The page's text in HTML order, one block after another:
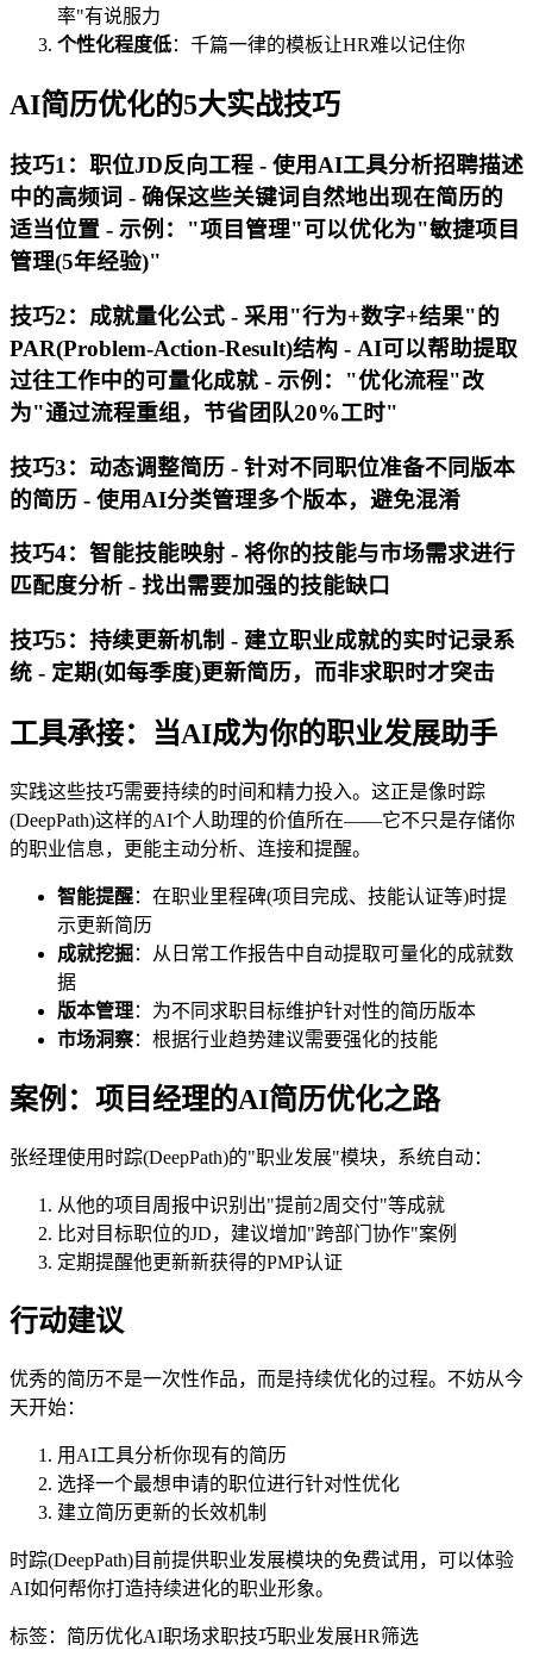
率"有说服力
个性化程度低：千篇一律的模板让HR难以记住你
AI简历优化的5大实战技巧
技巧1：职位JD反向工程 - 使用AI工具分析招聘描述
中的高频词 - 确保这些关键词自然地出现在简历的
适当位置 - 示例："项目管理"可以优化为"敏捷项目
管理(5年经验)"
技巧2：成就量化公式 - 采用"行为+数字+结果"的
PAR(Problem-Action-Result)结构 - AI可以帮助提取
过往工作中的可量化成就 - 示例："优化流程"改
为"通过流程重组，节省团队20%工时"
技巧3：动态调整简历 - 针对不同职位准备不同版本
的简历 - 使用AI分类管理多个版本，避免混淆
技巧4：智能技能映射 - 将你的技能与市场需求进行
匹配度分析 - 找出需要加强的技能缺口
技巧5：持续更新机制 - 建立职业成就的实时记录系
统 - 定期(如每季度)更新简历，而非求职时才突击
工具承接：当AI成为你的职业发展助手
实践这些技巧需要持续的时间和精力投入。这正是像时踪
(DeepPath)这样的AI个人助理的价值所在——它不只是存储你
的职业信息，更能主动分析、连接和提醒。
智能提醒：在职业里程碑(项目完成、技能认证等)时提
示更新简历
成就挖掘：从日常工作报告中自动提取可量化的成就数
据
版本管理：为不同求职目标维护针对性的简历版本
市场洞察：根据行业趋势建议需要强化的技能
案例：项目经理的AI简历优化之路
张经理使用时踪(DeepPath)的"职业发展"模块，系统自动：
从他的项目周报中识别出"提前2周交付"等成就
比对目标职位的JD，建议增加"跨部门协作"案例
定期提醒他更新新获得的PMP认证
行动建议
优秀的简历不是一次性作品，而是持续优化的过程。不妨从今
天开始：
用AI工具分析你现有的简历
选择一个最想申请的职位进行针对性优化
建立简历更新的长效机制
时踪(DeepPath)目前提供职业发展模块的免费试用，可以体验
AI如何帮你打造持续进化的职业形象。
标签： 简历优化AI职场求职技巧职业发展HR筛选